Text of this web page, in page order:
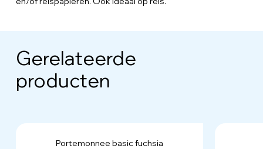
Gerelateerde
producten
Portemonnee basic fuchsia